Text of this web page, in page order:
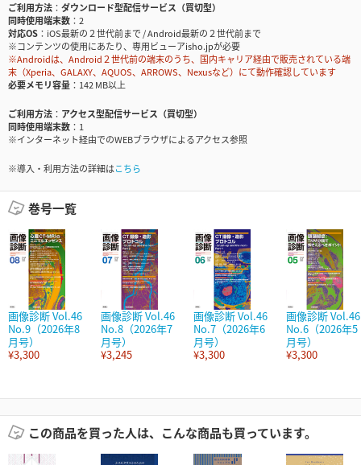
ご利用方法
ダウンロード型配信サービス（買切型）
同時使用端末数
2
対応OS
iOS最新の２世代前まで / Android最新の２世代前まで
※コンテンツの使用にあたり、専用ビューアisho.jpが必要
※Androidは、Android２世代前の端末のうち、国内キャリア経由で販売されている端
末（Xperia、GALAXY、AQUOS、ARROWS、Nexusなど）にて動作確認しています
必要メモリ容量
142 MB以上
ご利用方法
アクセス型配信サービス（買切型）
同時使用端末数
1
※インターネット経由でのWEBブラウザによるアクセス参照
※導入・利用方法の詳細はこちら
巻号一覧
画像診断 Vol.46
No.9（2026年8
月号）
¥3,300
画像診断 Vol.46
No.8（2026年7
月号）
¥3,245
画像診断 Vol.46
No.7（2026年6
月号）
¥3,300
画像診断 Vol.46
No.6（2026年5
月号）
¥3,300
この商品を買った人は、こんな商品も買っています。